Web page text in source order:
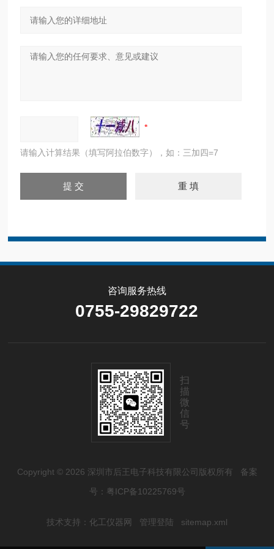
请输入计算结果（填写阿拉伯数字），如：三加四=7
咨询服务热线
0755-29829722
扫
描
微
信
号
Copyright © 2026 深圳市后王电子科技有限公司版权所有 备案
号：粤ICP备10225769号
技术支持： 化工仪器网 管理登陆 sitemap.xml